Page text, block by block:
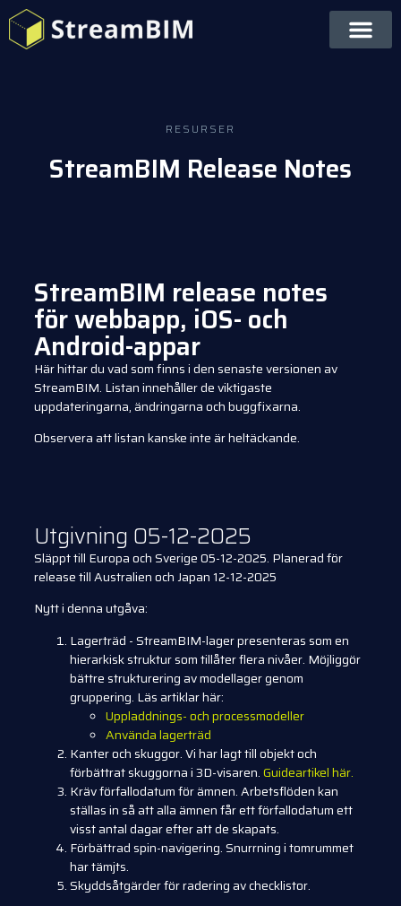
RESURSER
StreamBIM Release Notes
StreamBIM release notes
för webbapp, iOS- och
Android-appar
Här hittar du vad som finns i den senaste versionen av
StreamBIM. Listan innehåller de viktigaste
uppdateringarna, ändringarna och buggfixarna.
Observera att listan kanske inte är heltäckande.
Utgivning 05-12-2025
Släppt till Europa och Sverige 05-12-2025. Planerad för
release till Australien och Japan 12-12-2025
Nytt i denna utgåva:
Lagerträd - StreamBIM-lager presenteras som en
hierarkisk struktur som tillåter flera nivåer. Möjliggör
bättre strukturering av modellager genom
gruppering. Läs artiklar här:
Uppladdnings- och processmodeller
Använda lagerträd
Kanter och skuggor. Vi har lagt till objekt och
förbättrat skuggorna i 3D-visaren.Guideartikel här.
Kräv förfallodatum för ämnen. Arbetsflöden kan
ställas in så att alla ämnen får ett förfallodatum ett
visst antal dagar efter att de skapats.
Förbättrad spin-navigering. Snurrning i tomrummet
har tämjts.
Skyddsåtgärder för radering av checklistor.